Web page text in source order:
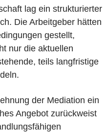
lag ein strukturierter
Die Arbeitgeber hätten
gestellt,
nur die aktuellen
teils langfristige
der Mediation ein
Angebot zurückweist